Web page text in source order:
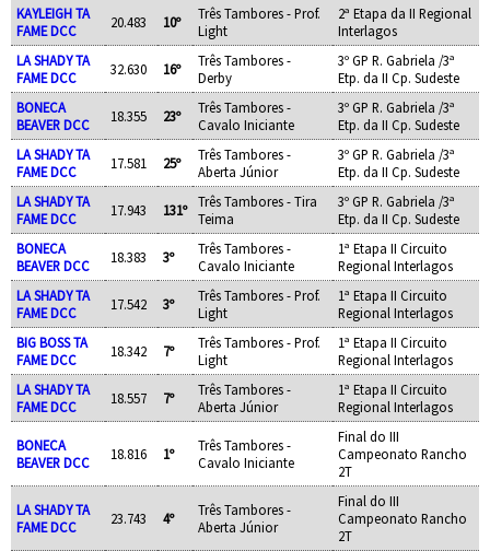
KAYLEIGH TA
FAME DCC
20.483 10º
Três Tambores - Prof.
Light
2ª Etapa da II Regional
Interlagos
LA SHADY TA
FAME DCC
32.630 16º
Três Tambores -
Derby
3º GP R. Gabriela /3ª
Etp. da II Cp. Sudeste
BONECA
BEAVER DCC
18.355 23º
Três Tambores -
Cavalo Iniciante
3º GP R. Gabriela /3ª
Etp. da II Cp. Sudeste
LA SHADY TA
FAME DCC
17.581 25º
Três Tambores -
Aberta Júnior
3º GP R. Gabriela /3ª
Etp. da II Cp. Sudeste
LA SHADY TA
FAME DCC
17.943 131º
Três Tambores - Tira
Teima
3º GP R. Gabriela /3ª
Etp. da II Cp. Sudeste
BONECA
BEAVER DCC
18.383 3º
Três Tambores -
Cavalo Iniciante
1ª Etapa II Circuito
Regional Interlagos
LA SHADY TA
FAME DCC
17.542 3º
Três Tambores - Prof.
Light
1ª Etapa II Circuito
Regional Interlagos
BIG BOSS TA
FAME DCC
18.342 7º
Três Tambores - Prof.
Light
1ª Etapa II Circuito
Regional Interlagos
LA SHADY TA
FAME DCC
18.557 7º
Três Tambores -
Aberta Júnior
1ª Etapa II Circuito
Regional Interlagos
BONECA
BEAVER DCC
18.816 1º
Três Tambores -
Cavalo Iniciante
Final do III
Campeonato Rancho
2T
LA SHADY TA
FAME DCC
23.743 4º
Três Tambores -
Aberta Júnior
Final do III
Campeonato Rancho
2T